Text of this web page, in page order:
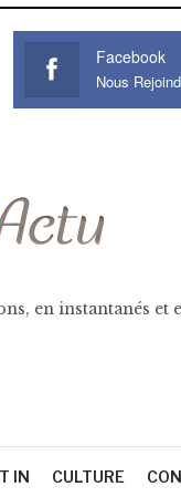
Facebook
en instantanés et
IN CULTURE